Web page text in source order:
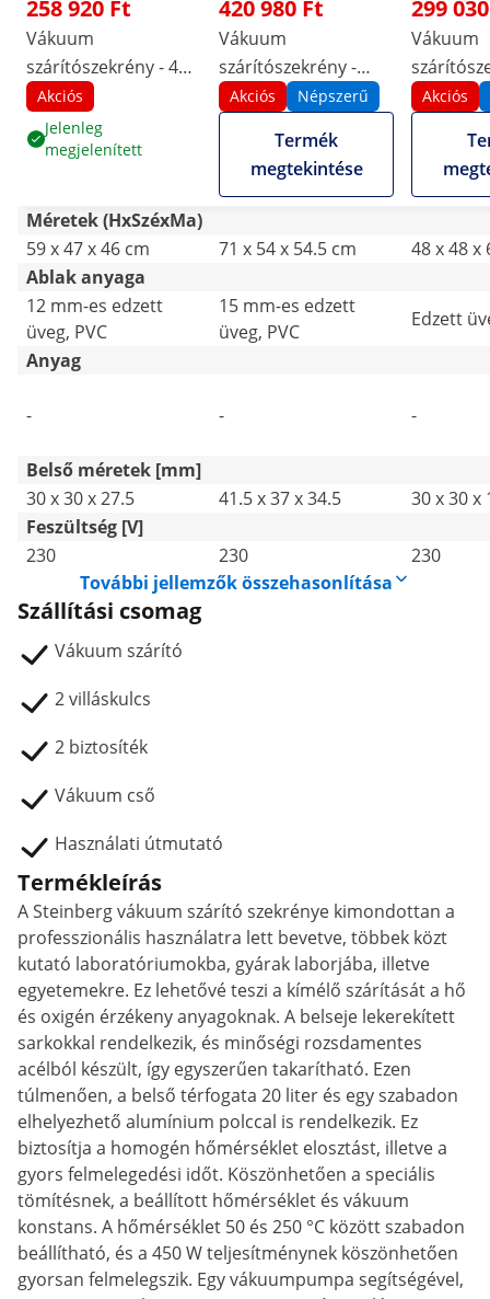
258 920 Ft
Vákuum
szárítószekrény - 450
Watt
Akciós
Jelenleg
megjelenített
420 980 Ft
Vákuum
szárítószekrény -
1450 W
Akciós Népszerű
Termék
megtekintése
299
Vákuum
W - 25 L
Akciós
Méretek (HxSzéxMa)
59 x 47 x 46 cm
71 x 54 x 54.5 cm
48 x 48 x
Ablak anyaga
12 mm-es edzett
üveg, PVC
15 mm-es edzett
üveg, PVC
Edzett
Anyag
- - -
Belső méretek [mm]
30 x 30 x 27.5
41.5 x 37 x 34.5
30 x 30 x
Feszültség [V]
230
230
230
További jellemzők összehasonlítása
Szállítási csomag
Vákuum szárító
2 villáskulcs
2 biztosíték
Vákuum cső
Használati útmutató
Termékleírás
A Steinberg vákuum szárító szekrénye kimondottan a
professzionális használatra lett bevetve, többek közt
kutató laboratóriumokba, gyárak laborjába, illetve
egyetemekre. Ez lehetővé teszi a kímélő szárítását a hő
és oxigén érzékeny anyagoknak. A belseje lekerekített
sarkokkal rendelkezik, és minőségi rozsdamentes
acélból készült, így egyszerűen takarítható. Ezen
túlmenően, a belső térfogata 20 liter és egy szabadon
elhelyezhető alumínium polccal is rendelkezik. Ez
biztosítja a homogén hőmérséklet elosztást, illetve a
gyors felmelegedési időt. Köszönhetően a speciális
tömítésnek, a beállított hőmérséklet és vákuum
konstans. A hőmérséklet 50 és 250 °C között szabadon
beállítható, és a 450 W teljesítménynek köszönhetően
gyorsan felmelegszik. Egy vákuumpumpa segítségével,